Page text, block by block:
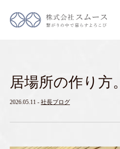
居場所の作り方。
2026.05.11 - 社長ブログ